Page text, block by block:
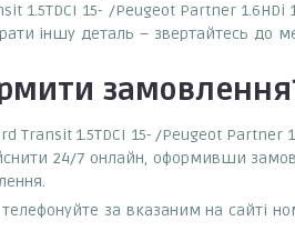
15- /Peugeot Partner 1.6HDi
іншу деталь – звертайтесь
1.5TDCI 15- /Peugeot Partner
24/7 онлайн, оформивши
за вказаним на сайті